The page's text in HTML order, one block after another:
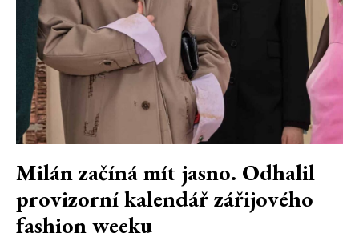
Milán začíná mít jasno. Odhalil
provizorní kalendář zářijového
fashion weeku